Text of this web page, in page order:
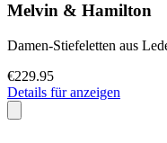
Melvin & Hamilton
Damen-Stiefeletten aus
€229.95
Details für anzeigen